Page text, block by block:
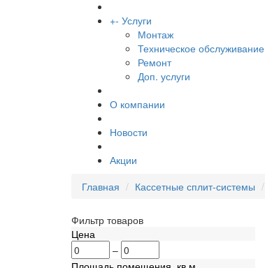
+- Услуги
Монтаж
Техническое обслуживание
Ремонт
Доп. услуги
О компании
Новости
Акции
Главная Кассетные сплит-системы
Фильтр товаров
Цена
–